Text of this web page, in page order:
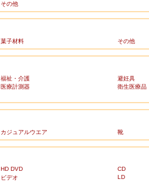
その他
菓子材料 その他
福祉・介護 避妊具
医療計測器 衛生医療品
カジュアルウエア 靴
HD DVD CD
ビデオ LD